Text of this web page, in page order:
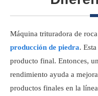
Máquina trituradora de
producción de piedra.
producto final. Entonces,
rendimiento ayuda a
productos finales en la